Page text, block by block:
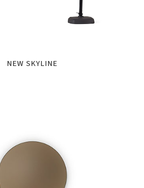
NEW SKYLINE